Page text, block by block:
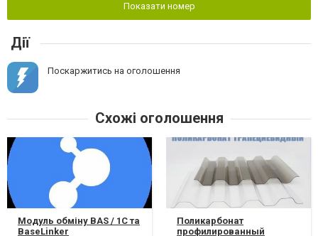
Показати номер
Дії
Поскаржитись на оголошення
Схожі оголошення
Модуль обміну BAS / 1C та
BaseLinker
Поликарбонат
профилированный